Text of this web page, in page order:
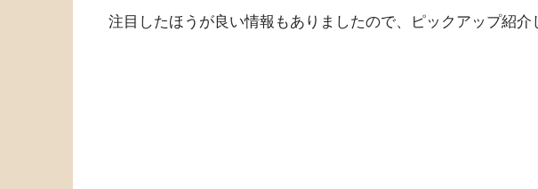
注目したほうが良い情報もありましたので、ピックアップ紹介